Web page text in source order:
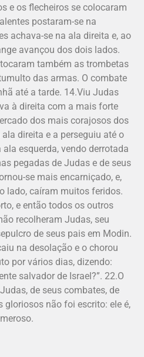
e os flecheiros se colocaram
postaram-se na
achava-se na ala direita e, ao
avançou dos dois lados.
também as trombetas
das armas. O combate
até a tarde. 14.Viu Judas
à direita com a mais forte
dos mais corajosos dos
direita e a perseguiu até o
esquerda, vendo derrotada
pegadas de Judas e de seus
se mais encarniçado, e,
lado, caíram muitos feridos.
e então todos os outros
recolheram Judas, seu
de seus pais em Modin.
na desolação e o chorou
por vários dias, dizendo:
salvador de Israel?”. 22.O
de seus combates, de
gloriosos não foi escrito: ele é,